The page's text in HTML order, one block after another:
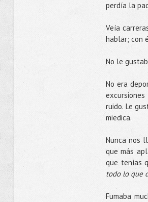
perdía la
Veía
hablar; con
No le
No era
ruido. Le
miedica.
Nunca nos
que más
que tenías
todo lo que
Fumaba